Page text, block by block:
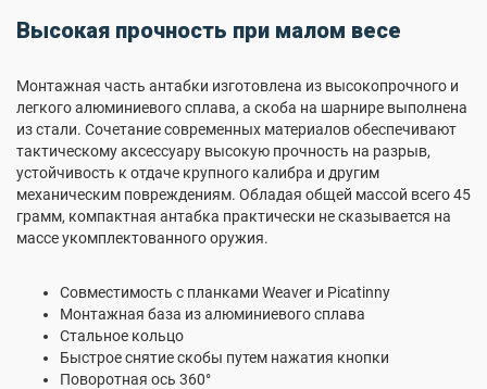
Высокая прочность при малом весе
Монтажная часть антабки изготовлена из высокопрочного и
легкого алюминиевого сплава, а скоба на шарнире выполнена
из стали. Сочетание современных материалов обеспечивают
тактическому аксессуару высокую прочность на разрыв,
устойчивость к отдаче крупного калибра и другим
механическим повреждениям. Обладая общей массой всего 45
грамм, компактная антабка практически не сказывается на
массе укомплектованного оружия.
Совместимость с планками Weaver и Picatinny
Монтажная база из алюминиевого сплава
Стальное кольцо
Быстрое снятие скобы путем нажатия кнопки
Поворотная ось 360°